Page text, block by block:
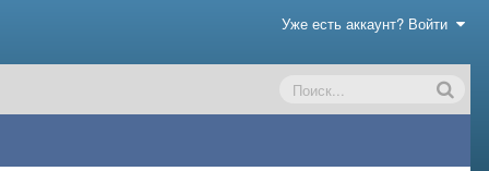
Уже есть аккаунт? Войти